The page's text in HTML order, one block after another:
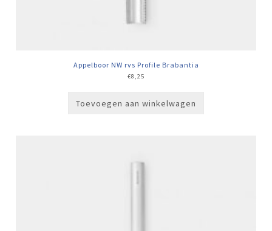
Appelboor NW rvs Profile Brabantia
€8,25
Toevoegen aan winkelwagen